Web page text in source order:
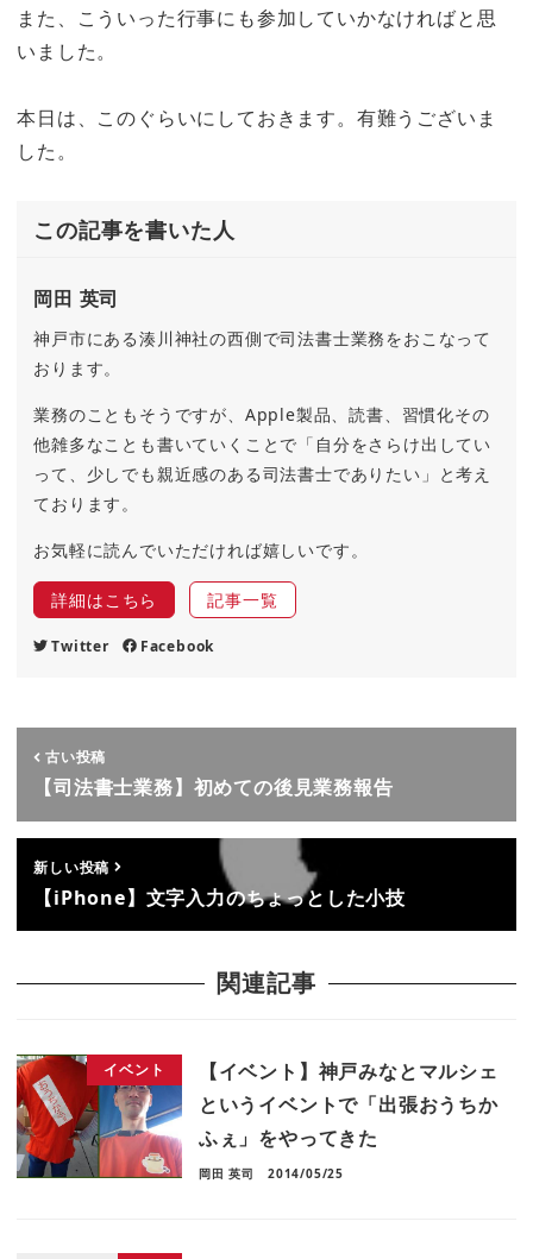
また、こういった行事にも参加していかなければと思
いました。
本日は、このぐらいにしておきます。有難うございま
した。
この記事を書いた人
岡田 英司
神戸市にある湊川神社の西側で司法書士業務をおこなって
おります。
業務のこともそうですが、Apple製品、読書、習慣化その
他雑多なことも書いていくことで「自分をさらけ出してい
って、少しでも親近感のある司法書士でありたい」と考え
ております。
お気軽に読んでいただければ嬉しいです。
詳細はこちら 記事一覧
Twitter Facebook
古い投稿
【司法書士業務】初めての後見業務報告
新しい投稿
【iPhone】文字入力のちょっとした小技
関連記事
イベント
【イベント】神戸みなとマルシェ
というイベントで「出張おうちか
ふぇ」をやってきた
岡田 英司 2014/05/25